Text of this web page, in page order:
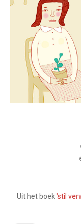
Uit het boek'stil